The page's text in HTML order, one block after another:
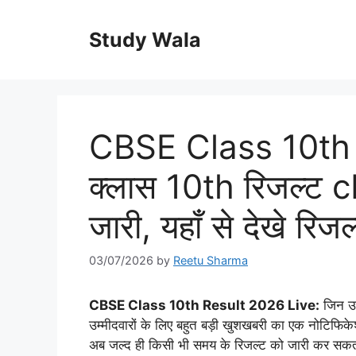
Study Wala
CBSE Class
क्लास 10th रिजल्ट
जारी, यहाँ से देखे
03/07/2026 by Reetu Sharma
CBSE Class 10th Result 2026 Live: जिन
उम्मीदवारों के लिए बहुत बड़ी खुशखबरी का एक
अब जल्द ही किसी भी समय के रिजल्ट को जारी कर